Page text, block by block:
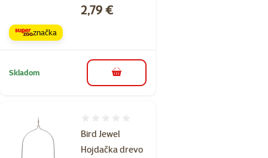
Cena
2,79 €
značka
Skladom do košíka
Bird Jewel
Hojdačka drevo